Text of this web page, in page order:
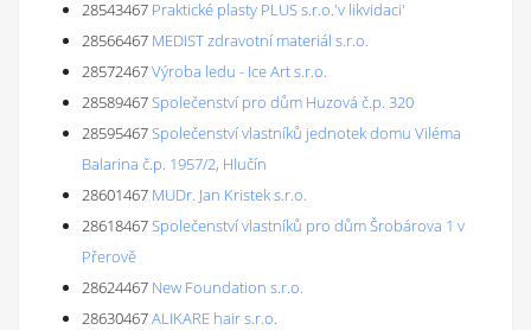
28543467 Praktické plasty PLUS s.r.o.'v likvidaci'
28566467 MEDIST zdravotní materiál s.r.o.
28572467Výroba ledu - Ice Art s.r.o.
28589467Společenství pro dům Huzová č.p. 320
28595467Společenství vlastníků jednotek domu Viléma
Balarina č.p. 1957/2, Hlučín
28601467 MUDr. Jan Kristek s.r.o.
28618467Společenství vlastníků pro dům Šrobárova 1 v
Přerově
28624467 New Foundation s.r.o.
28630467ALIKARE hair s.r.o.